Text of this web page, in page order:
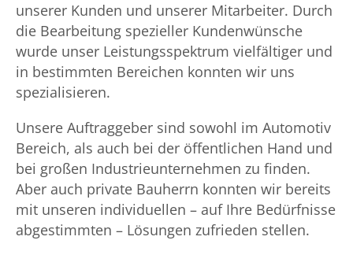
unserer Kunden und unserer Mitarbeiter. Durch
die Bearbeitung spezieller Kundenwünsche
wurde unser Leistungsspektrum vielfältiger und
in bestimmten Bereichen konnten wir uns
spezialisieren.
Unsere Auftraggeber sind sowohl im Automotiv
Bereich, als auch bei der öffentlichen Hand und
bei großen Industrieunternehmen zu finden.
Aber auch private Bauherrn konnten wir bereits
mit unseren individuellen – auf Ihre Bedürfnisse
abgestimmten – Lösungen zufrieden stellen.